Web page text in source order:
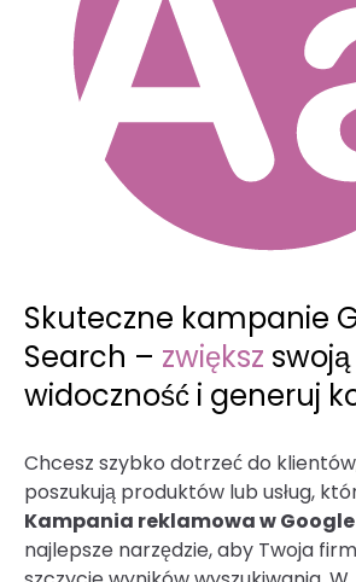
Skuteczne kampanie
Search – zwiększ swoją
widoczność i generuj
Chcesz szybko dotrzeć do
poszukują produktów lub usług,
Kampania reklamowa w
najlepsze narzędzie, aby Twoja